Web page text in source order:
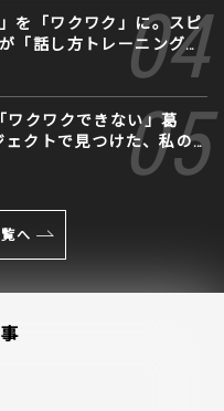
を「ワクワク」に。スピ
「話し方トレーニング」
ワクワクできない」葛
ェクトで見つけた、私の
へ